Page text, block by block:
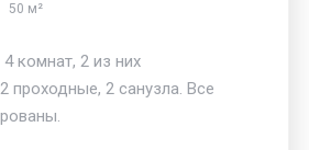
50 м²
комнат, 2 из них
проходные, 2 санузла. Все